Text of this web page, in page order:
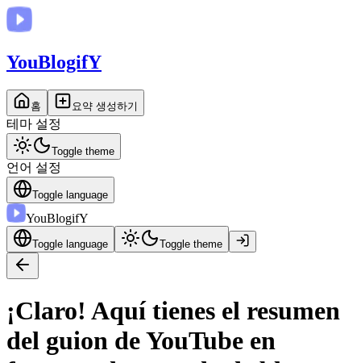
YouBlogifY
홈 요약 생성하기
테마 설정
Toggle theme
언어 설정
Toggle language
YouBlogifY
Toggle language Toggle theme
¡Claro! Aquí tienes el resumen
del guion de YouTube en